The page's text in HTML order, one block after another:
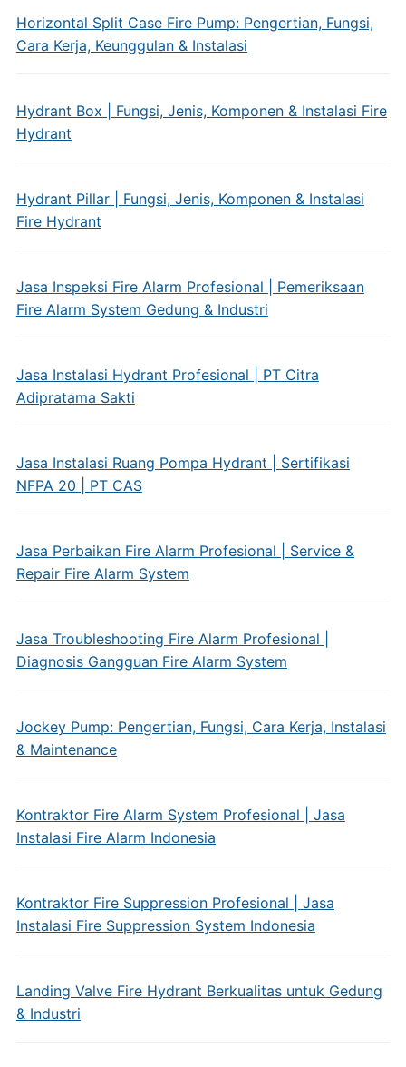
Horizontal Split Case Fire Pump: Pengertian, Fungsi,
Cara Kerja, Keunggulan & Instalasi
Hydrant Box | Fungsi, Jenis, Komponen & Instalasi Fire
Hydrant
Hydrant Pillar | Fungsi, Jenis, Komponen & Instalasi
Fire Hydrant
Jasa Inspeksi Fire Alarm Profesional | Pemeriksaan
Fire Alarm System Gedung & Industri
Jasa Instalasi Hydrant Profesional | PT Citra
Adipratama Sakti
Jasa Instalasi Ruang Pompa Hydrant | Sertifikasi
NFPA 20 | PT CAS
Jasa Perbaikan Fire Alarm Profesional | Service &
Repair Fire Alarm System
Jasa Troubleshooting Fire Alarm Profesional |
Diagnosis Gangguan Fire Alarm System
Jockey Pump: Pengertian, Fungsi, Cara Kerja, Instalasi
& Maintenance
Kontraktor Fire Alarm System Profesional | Jasa
Instalasi Fire Alarm Indonesia
Kontraktor Fire Suppression Profesional | Jasa
Instalasi Fire Suppression System Indonesia
Landing Valve Fire Hydrant Berkualitas untuk Gedung
& Industri